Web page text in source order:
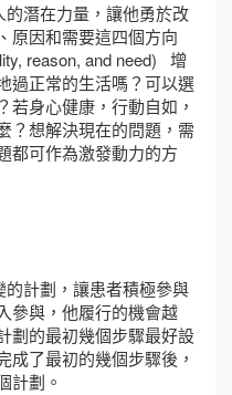
在力量，讓他勇於改
原因和需要這四個方向
reason, and need) 增
過正常的生活嗎？可以選
若身心健康，行動自如，
？想解決現在的問題，需
都可作為激發動力的方
劃，讓患者積極參與
參與，他履行的機會越
劃的最初幾個步驟最好設
成了最初的幾個步驟後，
計劃。